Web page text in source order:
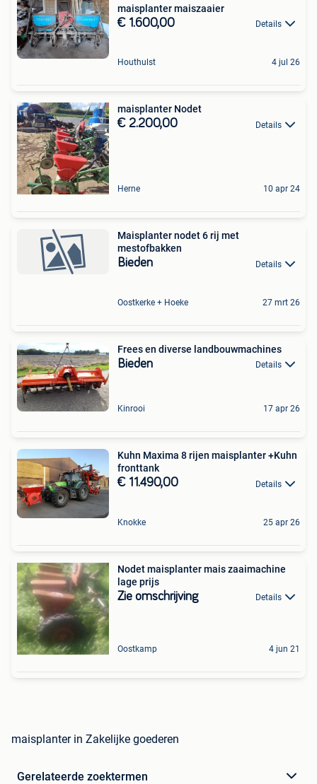
maisplanter maiszaaier
€ 1.600,00 Details
Houthulst 4 jul 26
maisplanter Nodet
€ 2.200,00 Details
Herne 10 apr 24
Maisplanter nodet 6 rij met
mestofbakken
Bieden Details
Oostkerke + Hoeke 27 mrt 26
Frees en diverse landbouwmachines
Bieden Details
Kinrooi 17 apr 26
Kuhn Maxima 8 rijen maisplanter +Kuhn
fronttank
€ 11.490,00 Details
Knokke 25 apr 26
Nodet maisplanter mais zaaimachine
lage prijs
Zie omschrijving Details
Oostkamp 4 jun 21
maisplanter in Zakelijke goederen
Gerelateerde zoektermen